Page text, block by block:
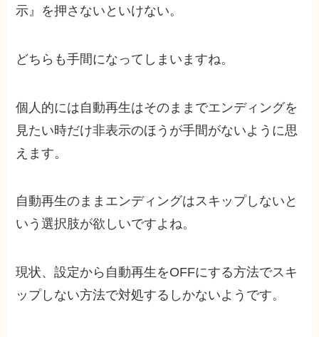
示』を押さないといけない。
どちらも手間になってしまいますね。
個人的には自動再生はそのままでエンディングを
見たい時だけ非表示のほうが手間がないように思
えます。
自動再生のままエンディングはスキップしないと
いう選択肢が欲しいですよね。
現状、設定から自動再生をOFFにする方法でスキ
ップしない方法で対処するしかないようです。